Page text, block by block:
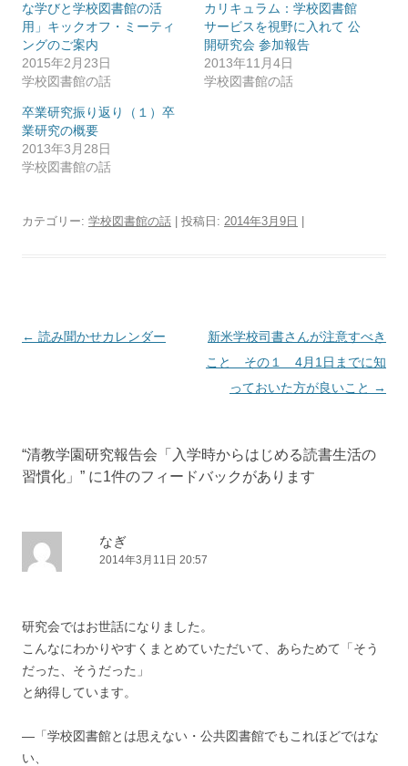
な学びと学校図書館の活
用」キックオフ・ミーティ
ングのご案内
2015年2月23日
学校図書館の話
カリキュラム：学校図書館
サービスを視野に入れて 公
開研究会 参加報告
2013年11月4日
学校図書館の話
卒業研究振り返り（１）卒
業研究の概要
2013年3月28日
学校図書館の話
カテゴリー: 学校図書館の話 | 投稿日: 2014年3月9日
投
ー
← 読み聞かせカレンダー
新米学校司書さんが注意すべき
こと その１ 4月1日までに知
っておいた方が良いこと →
“清教学園研究報告会「入学時からはじめる読書生活の
習慣化」 ” に1件のフィードバックがあります
なぎ
2014年3月11日 20:57
研究会ではお世話になりました。
こんなにわかりやすくまとめていただいて、あらためて「そう
だった、そうだった」
と納得しています。
―「学校図書館とは思えない・公共図書館でもこれほどではな
い、